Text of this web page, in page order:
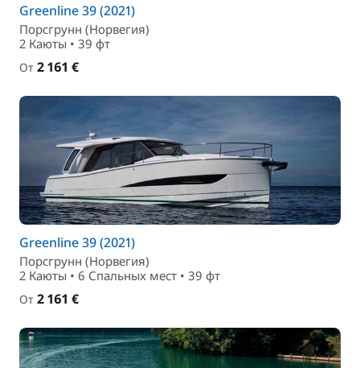
Greenline 39 (2021)
Порсгрунн (Норвегия)
2 Каюты • 39 фт
От 2 161 €
Greenline 39 (2021)
Порсгрунн (Норвегия)
2 Каюты • 6 Спальныx мест • 39 фт
От 2 161 €